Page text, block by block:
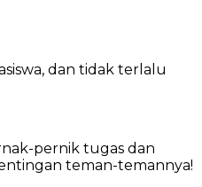
dan tidak terlalu
pernik tugas dan
teman-temannya!